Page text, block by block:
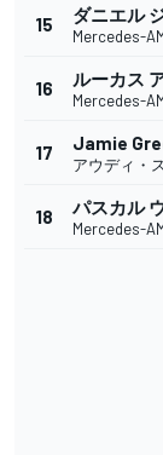
15 ダニエル
Mercedes-
16 ルーカス
Mercedes-
17 Jamie
アウディ・
18 パスカル
Mercedes-